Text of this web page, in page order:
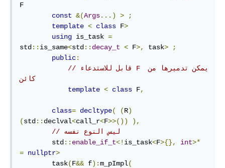
F
const &(Args...) >
;
template < class F>
using is_task =
std :: is_same<std :: decay_t < F>, task>
;
public:
// قابل للاستدعاء F يمكن تدميرها من
template < class F,
class= decltype( (R)
(std :: declval<call_r<F>>())
),
// ليس النوع نفسه
        std
:: enable_if_t<! is_task<F>{}, int>*
= nullptr>
        task
(F&& f):m_pImpl(